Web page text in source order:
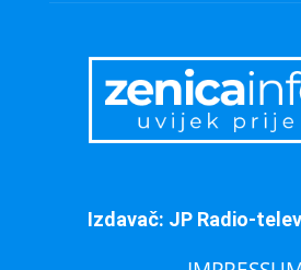
Izdavač: JP Radio-